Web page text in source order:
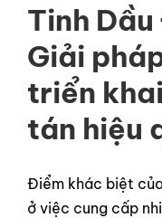
Tinh
Giải
triển
tán hiệu
Điểm khác biệt
ở việc cung cấp